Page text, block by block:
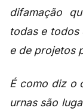
difamação
todas e todos
e de projetos
É como diz o
urnas são